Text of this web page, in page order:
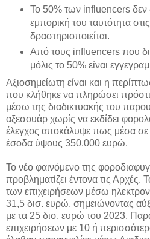
Το 50% των influencers
εμπορική του ταυτότητα
δραστηριοποιείται.
Από τους influencers που
μόλις το 50% είναι
Αξιοσημείωτη είναι και η
που κλήθηκε να πληρώσει
μέσω της διαδικτυακής του
αξεσουάρ χωρίς να εκδίδει
έλεγχος αποκάλυψε πως μέσα σε
έσοδα ύψους 350.000 ευρώ.
Το νέο φαινόμενο της
προβληματίζει έντονα τις
των επιχειρήσεων μέσω
31,5 δισ. ευρώ, σημειώνοντας
με τα 25 δισ. ευρώ του 2023.
επιχειρήσεων με 10 ή